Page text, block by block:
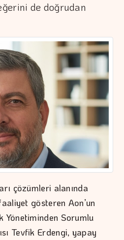
de doğrudan
çözümleri alanında
gösteren Aon’un
Yönetiminden Sorumlu
Tevfik Erdengi, yapay